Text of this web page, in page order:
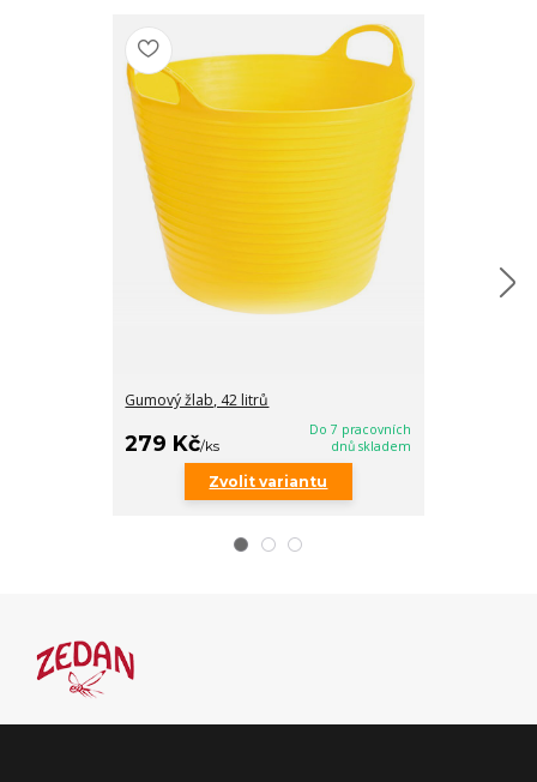
Gumový žlab, 42 litrů
279 Kč/ks
Do 7 pracovních
dnů skladem
Zvolit variantu